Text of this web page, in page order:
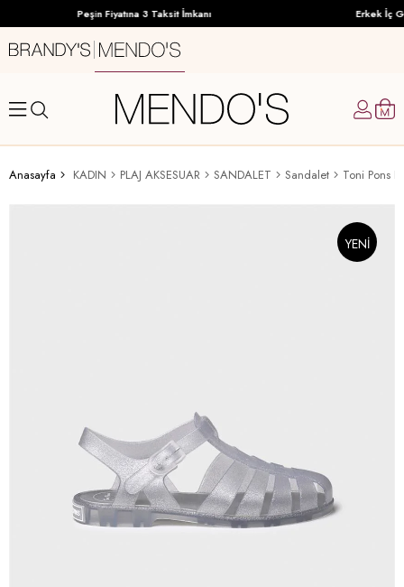
Peşin Fiyatına 3 Taksit İmkanı Erkek İç
Anasayfa KADIN PLAJ AKSESUAR SANDALET Sandalet Toni Pons
YENI